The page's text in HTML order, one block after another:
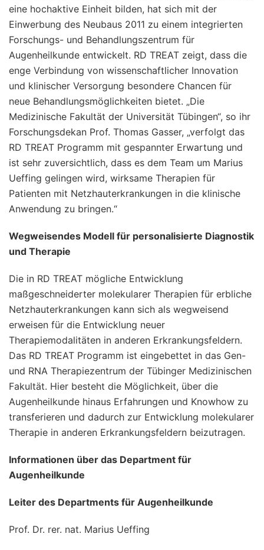
eine hochaktive Einheit bilden, hat sich mit der
Einwerbung des Neubaus 2011 zu einem integrierten
Forschungs- und Behandlungszentrum für
Augenheilkunde entwickelt. RD TREAT zeigt, dass die
enge Verbindung von wissenschaftlicher Innovation
und klinischer Versorgung besondere Chancen für
neue Behandlungsmöglichkeiten bietet. „Die
Medizinische Fakultät der Universität Tübingen“, so ihr
Forschungsdekan Prof. Thomas Gasser, „verfolgt das
RD TREAT Programm mit gespannter Erwartung und
ist sehr zuversichtlich, dass es dem Team um Marius
Ueffing gelingen wird, wirksame Therapien für
Patienten mit Netzhauterkrankungen in die klinische
Anwendung zu bringen.“
Wegweisendes Modell für personalisierte Diagnostik
und Therapie
Die in RD TREAT mögliche Entwicklung
maßgeschneiderter molekularer Therapien für erbliche
Netzhauterkrankungen kann sich als wegweisend
erweisen für die Entwicklung neuer
Therapiemodalitäten in anderen Erkrankungsfeldern.
Das RD TREAT Programm ist eingebettet in das Gen-
und RNA Therapiezentrum der Tübinger Medizinischen
Fakultät. Hier besteht die Möglichkeit, über die
Augenheilkunde hinaus Erfahrungen und Knowhow zu
transferieren und dadurch zur Entwicklung molekularer
Therapie in anderen Erkrankungsfeldern beizutragen.
Informationen über das Department für
Augenheilkunde
Leiter des Departments für Augenheilkunde
Prof. Dr. rer. nat. Marius Ueffing